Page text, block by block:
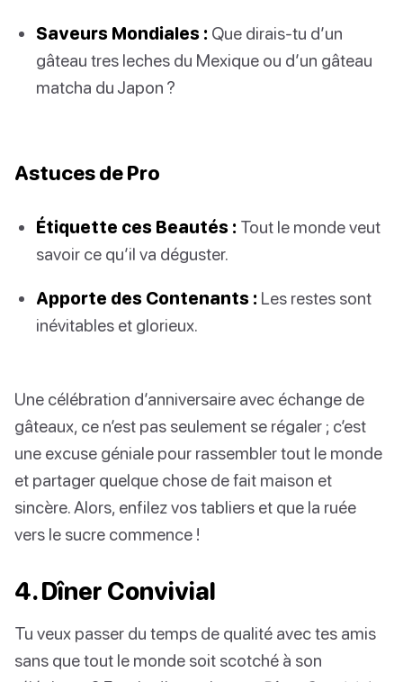
Saveurs Mondiales : Que dirais-tu d’un
gâteau tres leches du Mexique ou d’un gâteau
matcha du Japon ?
Astuces de Pro
Étiquette ces Beautés : Tout le monde veut
savoir ce qu’il va déguster.
Apporte des Contenants : Les restes sont
inévitables et glorieux.
Une célébration d’anniversaire avec échange de
gâteaux, ce n’est pas seulement se régaler ; c’est
une excuse géniale pour rassembler tout le monde
et partager quelque chose de fait maison et
sincère. Alors, enfilez vos tabliers et que la ruée
vers le sucre commence !
4. Dîner Convivial
Tu veux passer du temps de qualité avec tes amis
sans que tout le monde soit scotché à son